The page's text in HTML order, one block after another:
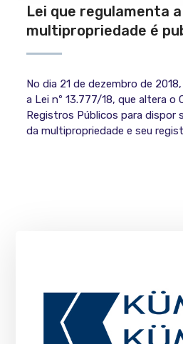
Lei que regulamenta a
multipropriedade é
No dia 21 de dezembro de
a Lei nº 13.777/18, que altera o
Registros Públicos para dispor
da multipropriedade e seu